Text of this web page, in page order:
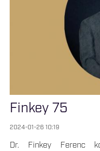
Finkey 75
2024-01-26 10:19
Dr. Finkey Ferenc